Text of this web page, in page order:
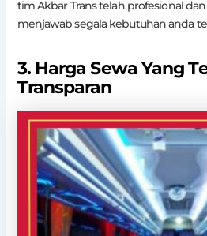
tim Akbar Trans telah profesional
menjawab segala kebutuhan anda
3. Harga Sewa Yang
Transparan